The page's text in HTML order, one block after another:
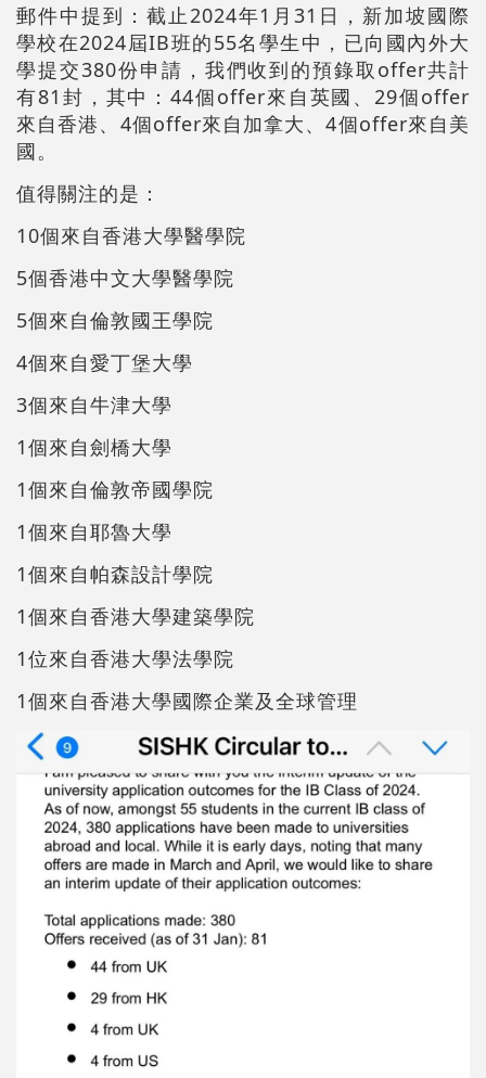
郵件中提到：截止2024年1月31日，新加坡國際
學校在2024屆IB班的55名學生中，已向國內外大
學提交380份申請，我們收到的預錄取offer共計
有81封，其中：44個offer來自英國、29個offer
來自香港、4個offer來自加拿大、4個offer來自美
國。
值得關注的是：
10個來自香港大學醫學院
5個香港中文大學醫學院
5個來自倫敦國王學院
4個來自愛丁堡大學
3個來自牛津大學
1個來自劍橋大學
1個來自倫敦帝國學院
1個來自耶魯大學
1個來自帕森設計學院
1個來自香港大學建築學院
1位來自香港大學法學院
1個來自香港大學國際企業及全球管理